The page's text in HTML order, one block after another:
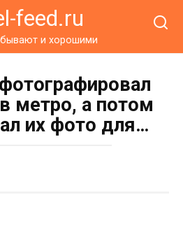
feed.ru
и хорошими
метро, а потом
их фото для…